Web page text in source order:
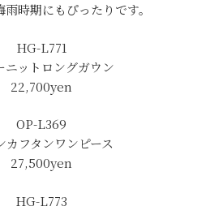
時期にもぴったりです。
HG-L771
ニットロングガウン
22,700yen
OP-L369
カフタンワンピース
27,500yen
HG-L773